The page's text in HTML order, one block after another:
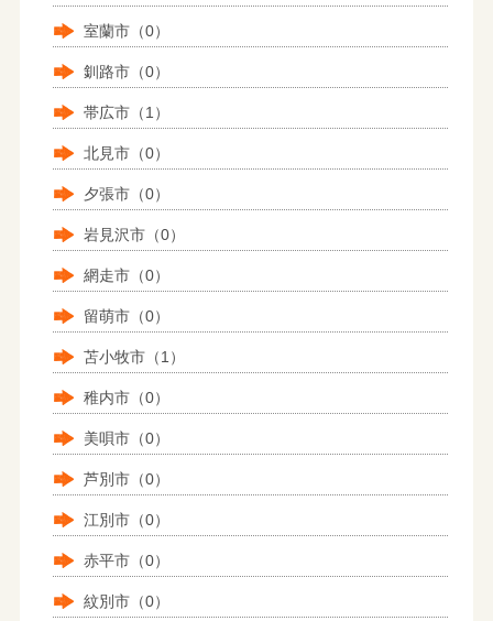
室蘭市（0）
釧路市（0）
帯広市（1）
北見市（0）
夕張市（0）
岩見沢市（0）
網走市（0）
留萌市（0）
苫小牧市（1）
稚内市（0）
美唄市（0）
芦別市（0）
江別市（0）
赤平市（0）
紋別市（0）